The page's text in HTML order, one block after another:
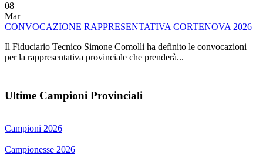
08
Mar
CONVOCAZIONE RAPPRESENTATIVA CORTENOVA 2026
Il Fiduciario Tecnico Simone Comolli ha definito le convocazioni
per la rappresentativa provinciale che prenderà...
Ultime Campioni Provinciali
Campioni 2026
Campionesse 2026